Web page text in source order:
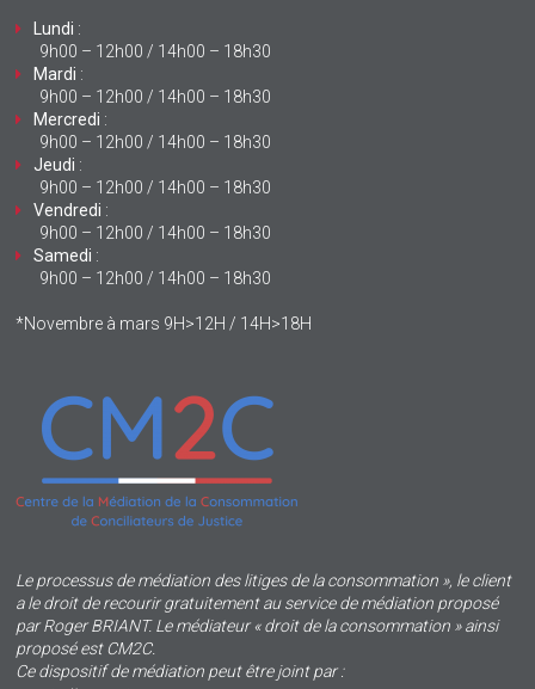
Lundi :
9h00 – 12h00 / 14h00 – 18h30
Mardi :
9h00 – 12h00 / 14h00 – 18h30
Mercredi :
9h00 – 12h00 / 14h00 – 18h30
Jeudi :
9h00 – 12h00 / 14h00 – 18h30
Vendredi :
9h00 – 12h00 / 14h00 – 18h30
Samedi :
9h00 – 12h00 / 14h00 – 18h30
*Novembre à mars 9H>12H / 14H>18H
Le processus de médiation des litiges de la consommation », le client
a le droit de recourir gratuitement au service de médiation proposé
par Roger BRIANT. Le médiateur « droit de la consommation » ainsi
proposé est CM2C.
Ce dispositif de médiation peut être joint par :